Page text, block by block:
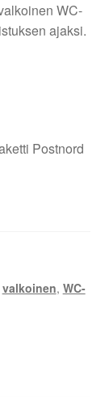
WC-
ajaksi.
Postnord
valkoinen, WC-